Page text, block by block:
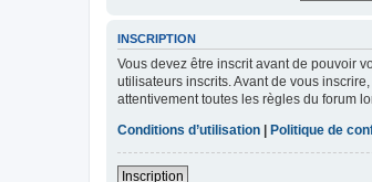
INSCRIPTION
Vous devez être inscrit avant de pouvoir
utilisateurs inscrits. Avant de vous
attentivement toutes les règles du forum
Conditions d’utilisation
Politique de
Inscription